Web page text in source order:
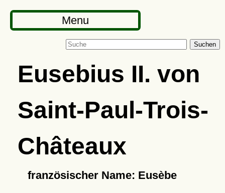
Menu
Suchen
Eusebius II. von
Saint-Paul-Trois-
Châteaux
französischer Name: Eusèbe